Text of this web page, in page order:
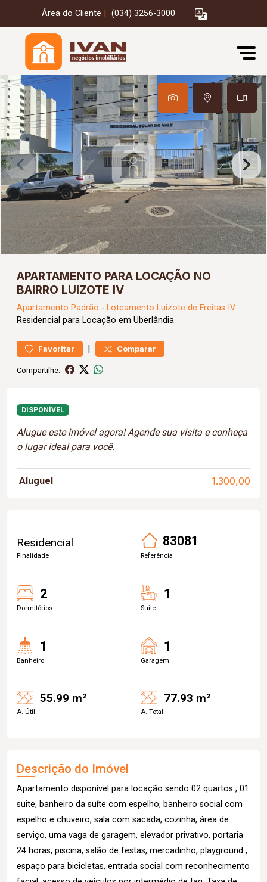
Área do Cliente (034) 3256-3000
APARTAMENTO PARA LOCAÇÃO NO
BAIRRO LUIZOTE IV
Apartamento Padrão - Loteamento Luizote de Freitas IV
Residencial para Locação em Uberlândia
Favoritar | Comparar
Compartilhe:
DISPONÍVEL
Alugue este imóvel agora! Agende sua visita e conheça
o lugar ideal para você.
Aluguel 1.300,00
Residencial
Finalidade
83081
Referência
2
Dormitórios
1
Suite
1
Banheiro
1
Garagem
55.99 m²
A. Útil
77.93 m²
A. Total
Descrição do Imóvel
Apartamento disponível para locação sendo 02 quartos , 01
suite, banheiro da suíte com espelho, banheiro social com
espelho e chuveiro, sala com sacada, cozinha, área de
serviço, uma vaga de garagem, elevador privativo, portaria
24 horas, piscina, salão de festas, mercadinho, playground ,
espaço para bicicletas, entrada social com reconhecimento